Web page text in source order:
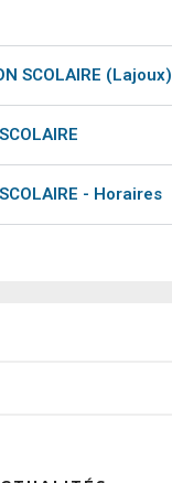
SCOLAIRE (Lajoux)
- Horaires